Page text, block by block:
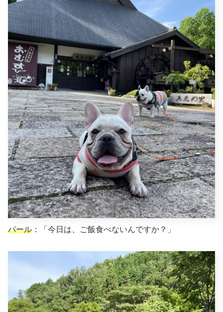
パール ：「今日は、ご飯食べないんですか？」